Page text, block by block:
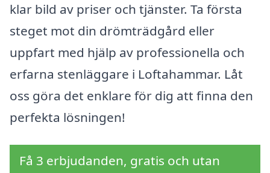
klar bild av priser och tjänster. Ta första
steget mot din drömträdgård eller
uppfart med hjälp av professionella och
erfarna stenläggare i Loftahammar. Låt
oss göra det enklare för dig att finna den
perfekta lösningen!
Få 3 erbjudanden, gratis och utan